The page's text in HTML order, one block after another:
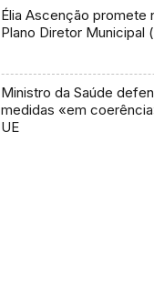
Élia Ascenção promete
Plano Diretor Municipal
Ministro da Saúde
medidas «em
UE